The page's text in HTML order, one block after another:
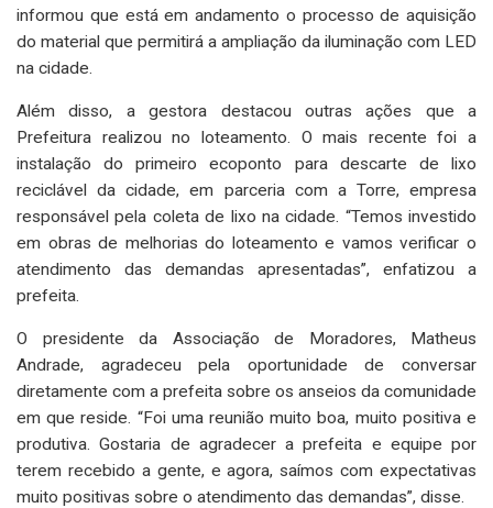
informou que está em andamento o processo de aquisição
do material que permitirá a ampliação da iluminação com LED
na cidade.
Além disso, a gestora destacou outras ações que a
Prefeitura realizou no loteamento. O mais recente foi a
instalação do primeiro ecoponto para descarte de lixo
reciclável da cidade, em parceria com a Torre, empresa
responsável pela coleta de lixo na cidade. “Temos investido
em obras de melhorias do loteamento e vamos verificar o
atendimento das demandas apresentadas”, enfatizou a
prefeita.
O presidente da Associação de Moradores, Matheus
Andrade, agradeceu pela oportunidade de conversar
diretamente com a prefeita sobre os anseios da comunidade
em que reside. “Foi uma reunião muito boa, muito positiva e
produtiva. Gostaria de agradecer a prefeita e equipe por
terem recebido a gente, e agora, saímos com expectativas
muito positivas sobre o atendimento das demandas”, disse.